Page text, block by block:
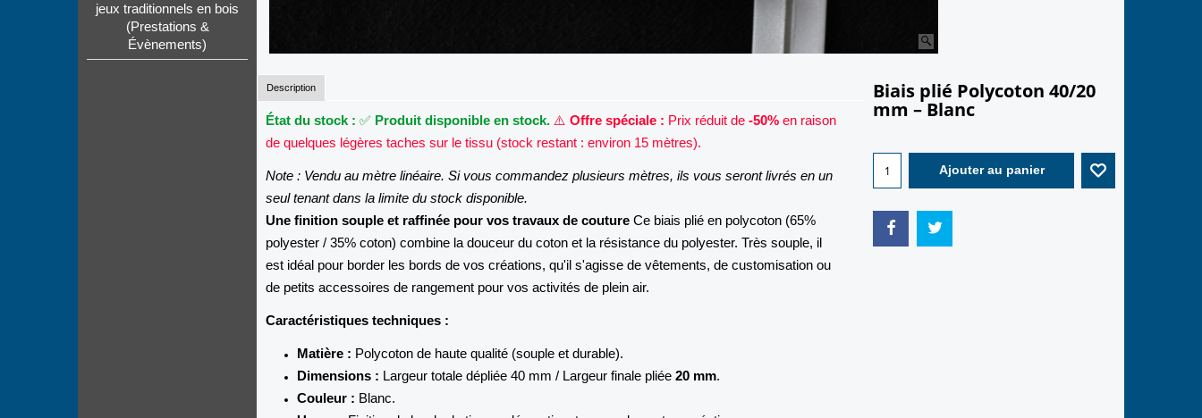
jeux traditionnels en bois
(Prestations &
Évènements)
Biais plié Polycoton 40/20
mm – Blanc
1.00
€0.50
Ajouter au panier
Description
État du stock : ✅ Produit disponible en stock. ⚠️ Offre spéciale : Prix réduit de -50% en raison
de quelques légères taches sur le tissu (stock restant : environ 15 mètres).
Note : Vendu au mètre linéaire. Si vous commandez plusieurs mètres, ils vous seront livrés en un
seul tenant dans la limite du stock disponible.
Une finition souple et raffinée pour vos travaux de couture Ce biais plié en polycoton (65%
polyester / 35% coton) combine la douceur du coton et la résistance du polyester. Très souple, il
est idéal pour border les bords de vos créations, qu'il s'agisse de vêtements, de customisation ou
de petits accessoires de rangement pour vos activités de plein air.
Caractéristiques techniques :
Matière : Polycoton de haute qualité (souple et durable).
Dimensions : Largeur totale dépliée 40 mm / Largeur finale pliée20 mm.
Couleur : Blanc.